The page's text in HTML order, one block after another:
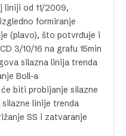
liniji od 11/2009,
formiranje
(plavo), što potvrđuje i
3/10/16 na grafu 15min
silazna linija trenda
Boll-a
biti probijanje silazne
linije trenda
SS i zatvaranje